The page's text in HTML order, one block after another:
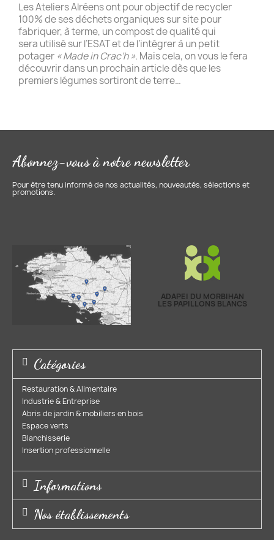
Les Ateliers Alréens ont pour objectif de recycler
100% de ses déchets organiques sur site pour
fabriquer, à terme, un compost de qualité qui
sera utilisé sur l’ESAT et de l’intégrer à un petit
potager « Made in Crac’h ». Mais cela, on vous le fera
découvrir dans un prochain article dès que les
premiers légumes sortiront de terre…
Abonnez-vous à notre newsletter
Pour être tenu informé de nos actualités, nouveautés, sélections et
promotions.
ADAPEI DU MORBIHAN
LES PAPILLONS BLANCS
Catégories
Restauration & Alimentaire
Industrie & Entreprise​
Abris de jardin & mobiliers en bois​
Espace verts​
Blanchisserie​
Insertion professionnelle​
Informations
Nos établissements